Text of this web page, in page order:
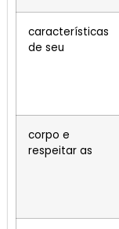
características
de seu
corpo e
respeitar as